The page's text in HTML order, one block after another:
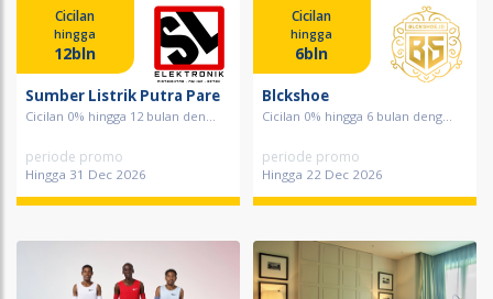
Cicilan
hingga
12bln
Sumber Listrik Putra Pare
Cicilan 0% hingga 12 bulan den...
periode promo
Hingga 31 Dec 2026
Cicilan
hingga
6bln
Blckshoe
Cicilan 0% hingga 6 bulan deng...
periode promo
Hingga 22 Dec 2026